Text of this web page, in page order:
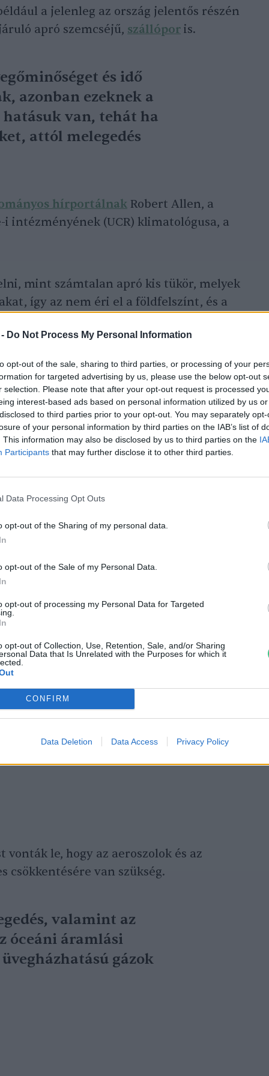
Do Not Process My Personal Information
opt-out of the sale, sharing to third parties, or processing of your
for targeted advertising by us, please use the below opt-out
selection. Please note that after your opt-out request is processed
interest-based ads based on personal information utilized by us
to third parties prior to your opt-out. You may separately
of your personal information by third parties on the IAB’s list of
This information may also be disclosed by us to third parties on the
Participants that may further disclose it to other third parties.
Data Processing Opt Outs
opt-out of the Sharing of my personal data.
opt-out of the Sale of my Personal Data.
opt-out of processing my Personal Data for Targeted
opt-out of Collection, Use, Retention, Sale, and/or Sharing
Data that Is Unrelated with the Purposes for which it
CONFIRM
Data Deletion Data Access Privacy Policy
a jelenleg az ország jelentős részén
apró szemcséjű, szállópor is.
és idő
azonban ezeknek a
van, tehát ha
attól melegedés
hírportálnak Robert Allen, a
intézményének (UCR) klimatológusa, a
mint számtalan apró kis tükör, melyek
így az nem éri el a földfelszínt, és a
albedo.
szimulációs modellt hozott
hatnak az aeroszolok az óceánokra.
az egyik szerint csak az aeroszolok
szerint az üvegházhatású gázokét,
is.
hogy ha a légkörből kivonják az
a hideget délebbre irányítja,
enyhe legyen.
szén-dioxid durván fele ott is
az AMOC rendszerrel történik.
csökkenése a
vezethet,
az óceáni
le, hogy az aeroszolok és az
csökkentésére van szükség.
valamint az
óceáni áramlási
gázok